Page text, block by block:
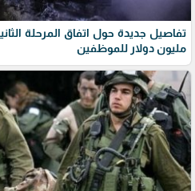
مليون دولار للموظفين